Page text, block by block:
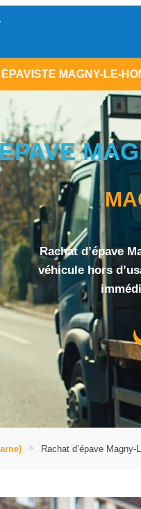
LE-HONGRE •
Rachat d’épave
véhicule hors
Rachat d’épave